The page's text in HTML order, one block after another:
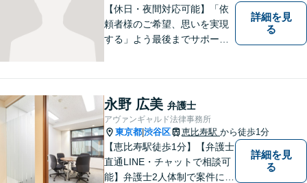
けております。
【休日・夜間対応可能】「依
頼者様のご希望、思いを実現
する」よう最後までサポート
詳細を見
る
永野 広美 弁護士
アヴァンギャルド法律事務所
東京都 渋谷区 恵比寿駅 から徒歩1分
【恵比寿駅徒歩1分】【弁護士
直通LINE・チャットで相談可
能】弁護士2人体制で案件に取
詳細を見
る